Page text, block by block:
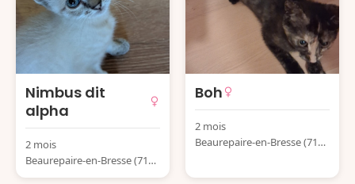
Nimbus dit
alpha
2 mois
Beaurepaire-en-Bresse (7158
0) France
Boh
2 mois
Beaurepaire-en-Bresse (7158